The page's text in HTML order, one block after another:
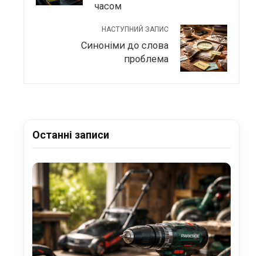
часом
НАСТУПНИЙ ЗАПИС
Синоніми до слова
проблема
Останні записи